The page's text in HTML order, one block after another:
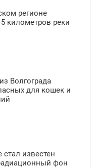
регионе
километров реки
Волгограда
для кошек и
стал известен
фон